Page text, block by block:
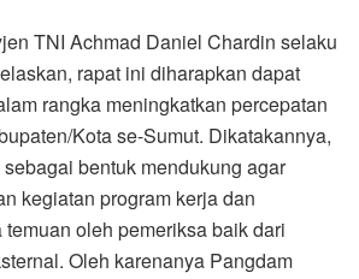
TNI Achmad Daniel Chardin selaku
rapat ini diharapkan dapat
rangka meningkatkan percepatan
Kota se-Sumut. Dikatakannya,
bentuk mendukung agar
kegiatan program kerja dan
oleh pemeriksa baik dari
Oleh karenanya Pangdam